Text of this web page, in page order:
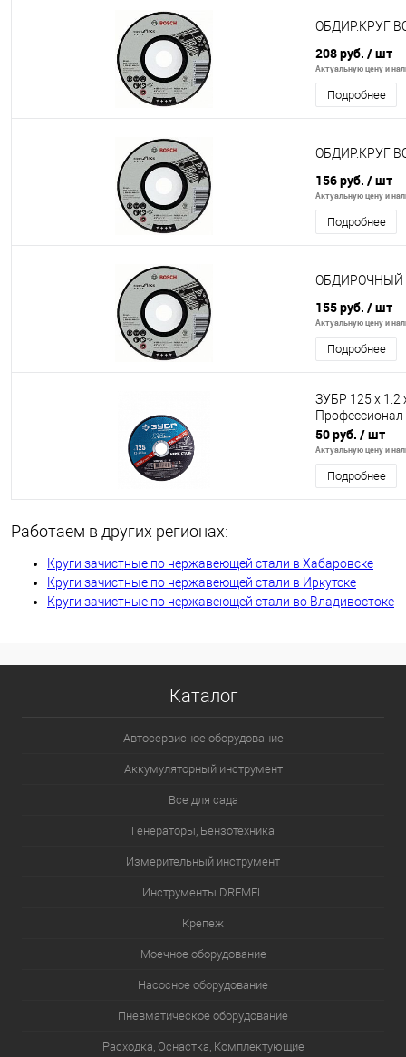
ОБДИР.КРУГ
208 руб. / шт
Актуальную цену и
Подробнее
ОБДИР.КРУГ
156 руб. / шт
Актуальную цену и
Подробнее
ОБДИРОЧНЫЙ
155 руб. / шт
Актуальную цену и
Подробнее
ЗУБР 125 x 1.2
50 руб. / шт
Актуальную цену и
Подробнее
Работаем в других регионах:
Круги зачистные по нержавеющей стали в Хабаровске
Круги зачистные по нержавеющей стали в Иркутске
Круги зачистные по нержавеющей стали во Владивостоке
Каталог
Автосервисное оборудование
Аккумуляторный инструмент
Все для сада
Генераторы, Бензотехника
Измерительный инструмент
Инструменты DREMEL
Крепеж
Моечное оборудование
Насосное оборудование
Пневматическое оборудование
Расходка, Оснастка, Комплектующие